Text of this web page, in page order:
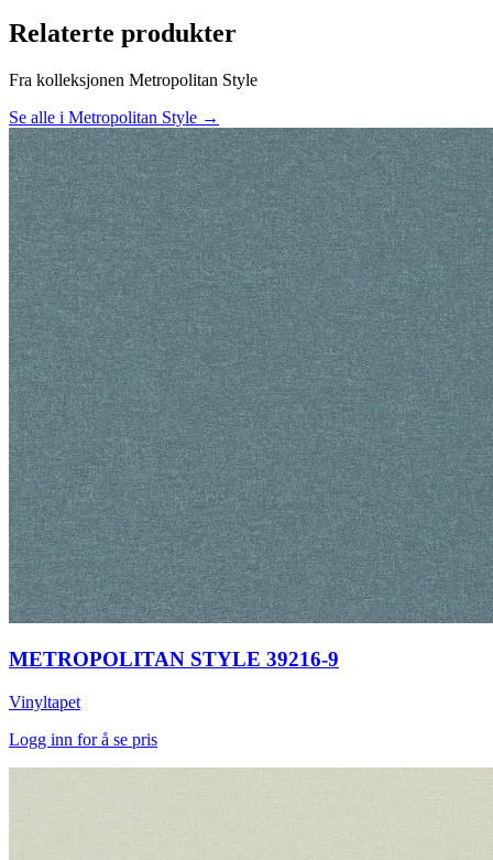
Relaterte produkter
Fra kolleksjonen Metropolitan Style
Se alle i Metropolitan Style →
METROPOLITAN STYLE 39216-9
Vinyltapet
Logg inn for å se pris